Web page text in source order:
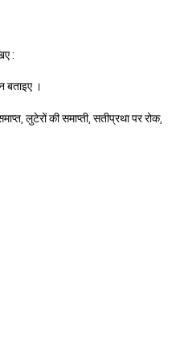
:
बताइए ।
लुटेरों की समाप्ती, सतीप्रथा पर रोक,